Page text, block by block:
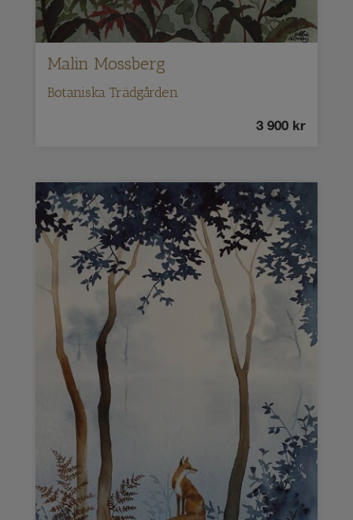
Malin Mossberg
Botaniska Trädgården
3 900 kr